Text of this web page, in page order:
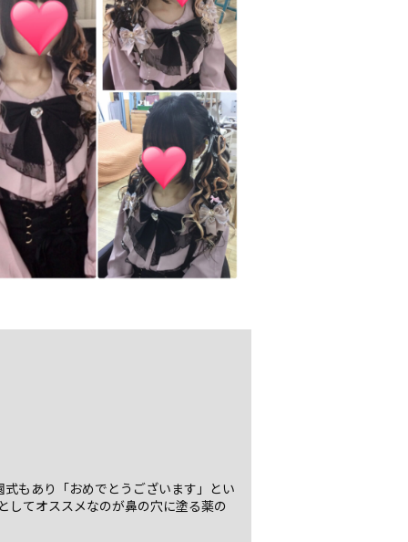
もあり「おめでとうございます」とい
してオススメなのが鼻の穴に塗る薬の